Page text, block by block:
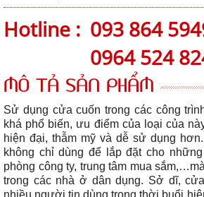
Hotline : 093 864
0964 524
MÔ TẢ SẢN PHẨM
Sử dụng cửa cuốn trong các công
khá phổ biến, ưu điểm của loại của
hiện đại, thẫm mỹ và dễ sử dụng
không chỉ dùng để lắp đặt cho
phòng công ty, trung tâm mua
trong các nhà ở dân dụng. Sở dĩ,
nhiều người tin dùng trong thời buổi